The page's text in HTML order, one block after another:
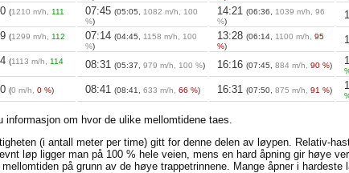
(1210 m/h, 111
07:45 (05:05, 1082 m/h, 100
%)
14:21 (06:36, 1039 m/h, 96
%)
(1299 m/h, 112
07:14 (04:45, 1158 m/h, 100
%)
13:28 (06:14, 1100 m/h, 95
%)
(1113 m/h, 114
08:31 (05:37, 979 m/h, 100 %) 16:16 (07:45, 884 m/h, 90 %)
(0 m/h, 0 %) 08:41 (08:41, 633 m/h, 66 %) 16:31 (07:50, 875 m/h, 91 %)
informasjon om hvor de ulike mellomtidene taes.
(i antall meter per time) gitt for denne delen av løypen. Relativ-
løp ligger man på 100 % hele veien, mens en hard åpning gir høye
på grunn av de høye trappetrinnene. Mange åpner i hardeste